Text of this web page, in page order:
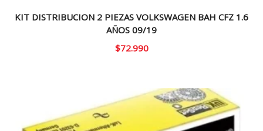
KIT DISTRIBUCION 2 PIEZAS VOLKSWAGEN BAH CFZ 1.6
AÑOS 09/19
$72.990